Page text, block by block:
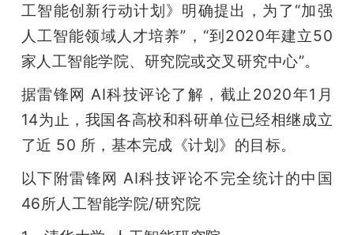
工智能创新行动计划》明确提出，为了“加强
人工智能领域人才培养”，“到2020年建立50
家人工智能学院、研究院或交叉研究中心”。
据雷锋网 AI科技评论了解，截止2020年1月
14为止，我国各高校和科研单位已经相继成立
了近 50 所，基本完成《计划》的目标。
以下附雷锋网 AI科技评论不完全统计的中国
46所人工智能学院/研究院